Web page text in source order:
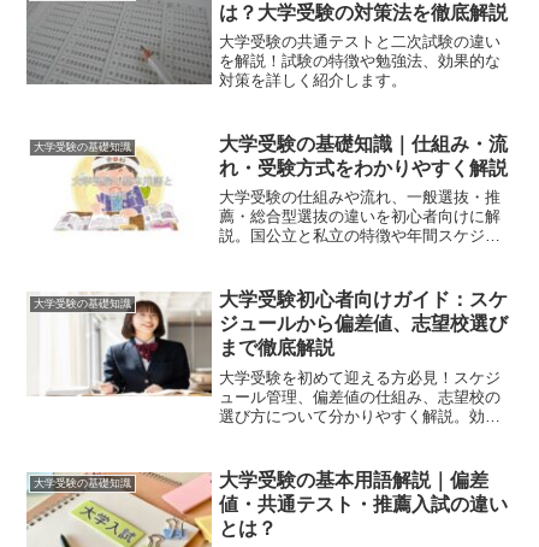
は？大学受験の対策法を徹底解説
大学受験の共通テストと二次試験の違い
を解説！試験の特徴や勉強法、効果的な
対策を詳しく紹介します。
大学受験の基礎知識
大学受験の基礎知識｜仕組み・流
れ・受験方式をわかりやすく解説
大学受験の仕組みや流れ、一般選抜・推
薦・総合型選抜の違いを初心者向けに解
説。国公立と私立の特徴や年間スケジュ
大学受験の基礎知識
大学受験初心者向けガイド：スケ
ジュールから偏差値、志望校選び
まで徹底解説
大学受験を初めて迎える方必見！スケジ
ュール管理、偏差値の仕組み、志望校の
選び方について分かりやすく解説。効率
大学受験の基礎知識
大学受験の基本用語解説｜偏差
値・共通テスト・推薦入試の違い
とは？